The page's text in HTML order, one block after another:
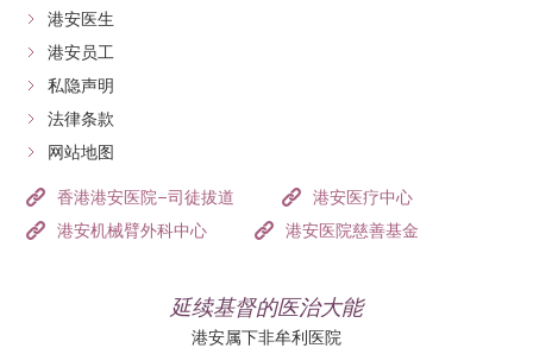
港安医生
港安员工
私隐声明
法律条款
网站地图
香港港安医院–司徒拔道
港安医疗中心
港安机械臂外科中心
港安医院慈善基金
延续基督的医治大能
港安属下非牟利医院